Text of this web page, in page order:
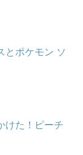
とポケモン ソ
けた！ピーチ